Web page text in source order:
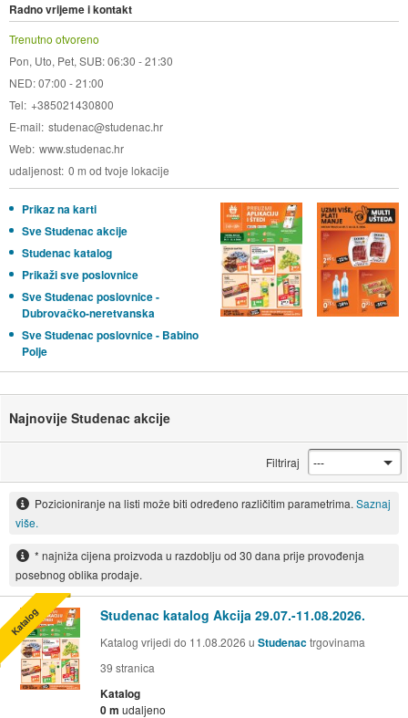
Radno vrijeme i kontakt
Trenutno otvoreno
Pon, Uto, Pet, SUB: 06:30 - 21:30
NED: 07:00 - 21:00
Tel +385021430800
E-mail studenac@studenac.hr
Web www.studenac.hr
udaljenost 0 m od tvoje lokacije
Prikaz na karti
Sve Studenac akcije
Studenac katalog
Prikaži sve poslovnice
Sve Studenac poslovnice -
Dubrovačko-neretvanska
Sve Studenac poslovnice - Babino
Polje
Najnovije Studenac akcije
Filtriraj
Pozicioniranje na listi može biti određeno različitim parametrima. Saznaj
više.
* najniža cijena proizvoda u razdoblju od 30 dana prije provođenja
posebnog oblika prodaje.
Studenac katalog Akcija 29.07.-11.08.2026.
Katalog vrijedi do 11.08.2026 u Studenactrgovinama
39 stranica
Katalog
0 m udaljeno
Katalog